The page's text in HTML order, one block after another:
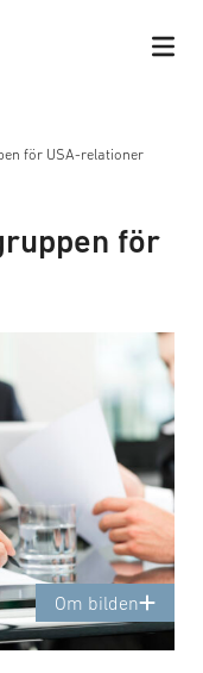
för USA-relationer
för
Om bilden